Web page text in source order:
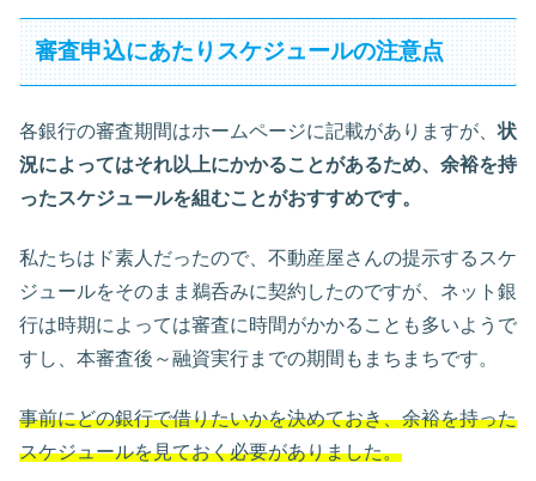
審査申込にあたりスケジュールの注意点
各銀行の審査期間はホームページに記載がありますが、状
況によってはそれ以上にかかることがあるため、余裕を持
ったスケジュールを組むことがおすすめです。
私たちはド素人だったので、不動産屋さんの提示するスケ
ジュールをそのまま鵜呑みに契約したのですが、ネット銀
行は時期によっては審査に時間がかかることも多いようで
すし、本審査後～融資実行までの期間もまちまちです。
事前にどの銀行で借りたいかを決めておき、余裕を持った
スケジュールを見ておく必要がありました。